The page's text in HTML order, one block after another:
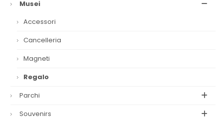
Musei
Accessori
Cancelleria
Magneti
Regalo
Parchi
Souvenirs